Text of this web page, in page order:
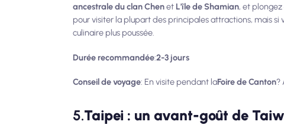
ancestrale du clan Chenet L'île de Shamian, et
pour visiter la plupart des principales attractions, mais
culinaire plus poussée.
Durée recommandée:2-3 jours
Conseil de voyage: En visite pendant laFoire de Canton?
5.Taipei : un avant-goût de